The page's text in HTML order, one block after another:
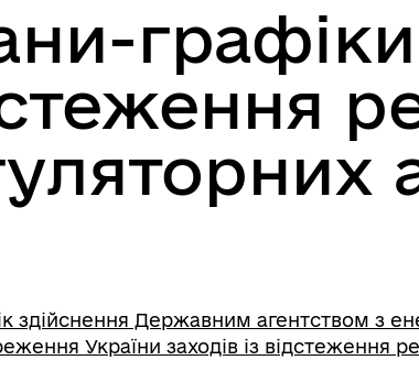
здійснення Державним агентством з
України заходів із відстеження